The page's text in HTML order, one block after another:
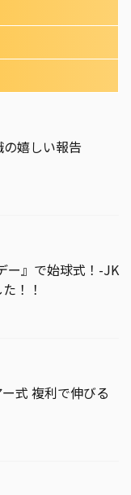
嬉しい報告
ー』で始球式！-JK
！！
式 複利で伸びる